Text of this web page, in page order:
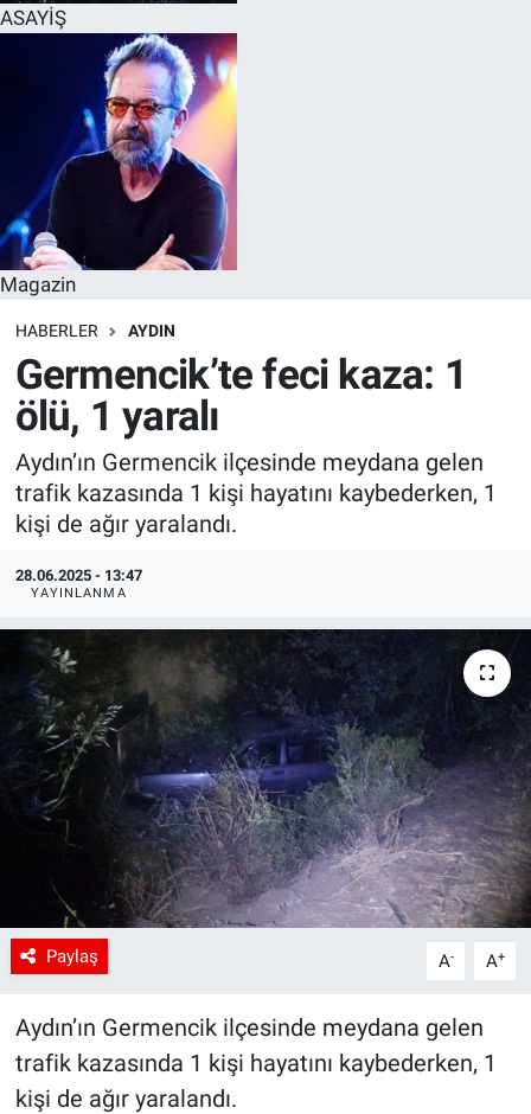
ASAYİŞ
Magazin
HABERLER AYDIN
Germencik’te feci kaza: 1
ölü, 1 yaralı
Aydın’ın Germencik ilçesinde meydana gelen
trafik kazasında 1 kişi hayatını kaybederken, 1
kişi de ağır yaralandı.
28.06.2025 - 13:47
YAYINLANMA
Paylaş A- A+
Aydın’ın Germencik ilçesinde meydana gelen
trafik kazasında 1 kişi hayatını kaybederken, 1
kişi de ağır yaralandı.